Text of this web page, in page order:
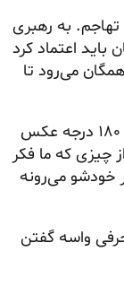
به رهبری
باید اعتماد کرد
می‌رود تا
موشکاف: دبیا! حرفای این روزنامه سپاه که ۱۸۰ درجه عکس
چیزی که ما فکر
خودشو می‌رونه
واسه گفتن